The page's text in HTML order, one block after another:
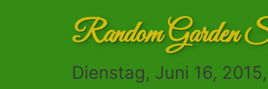
Random Garden
Dienstag, Juni 16,